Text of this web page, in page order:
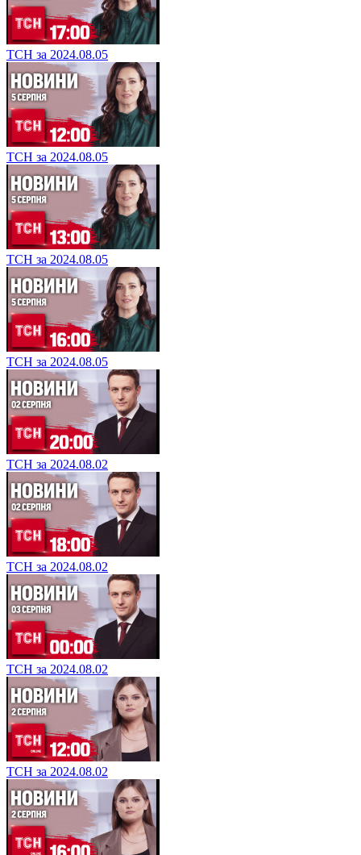
ТСН за 2024.08.05
ТСН за 2024.08.05
ТСН за 2024.08.05
ТСН за 2024.08.05
ТСН за 2024.08.02
ТСН за 2024.08.02
ТСН за 2024.08.02
ТСН за 2024.08.02